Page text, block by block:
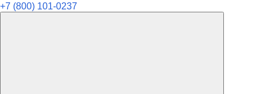
+7 (800) 101-0237